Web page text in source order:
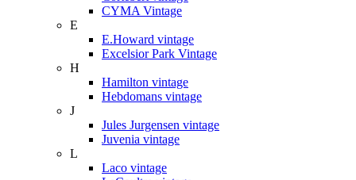
CYMA Vintage
E
E.Howard vintage
Excelsior Park Vintage
H
Hamilton vintage
Hebdomans vintage
J
Jules Jurgensen vintage
Juvenia vintage
L
Laco vintage